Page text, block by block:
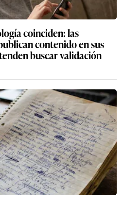
coinciden: las
contenido en sus
buscar validación